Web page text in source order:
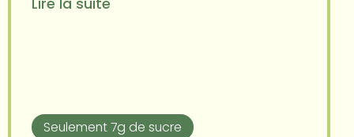
Seulement 7g de sucre